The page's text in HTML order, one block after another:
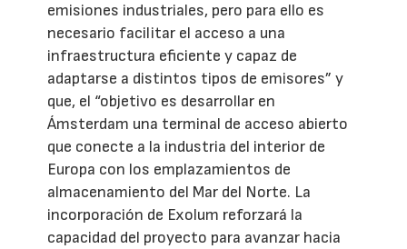
emisiones industriales, pero para ello es
necesario facilitar el acceso a una
infraestructura eficiente y capaz de
adaptarse a distintos tipos de emisores” y
que, el “objetivo es desarrollar en
Ámsterdam una terminal de acceso abierto
que conecte a la industria del interior de
Europa con los emplazamientos de
almacenamiento del Mar del Norte. La
incorporación de Exolum reforzará la
capacidad del proyecto para avanzar hacia